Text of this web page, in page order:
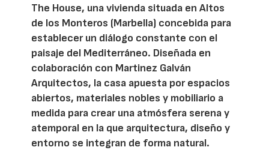
The House, una vivienda situada en Altos
de los Monteros (Marbella) concebida para
establecer un diálogo constante con el
paisaje del Mediterráneo. Diseñada en
colaboración con Martinez Galván
Arquitectos, la casa apuesta por espacios
abiertos, materiales nobles y mobiliario a
medida para crear una atmósfera serena y
atemporal en la que arquitectura, diseño y
entorno se integran de forma natural.